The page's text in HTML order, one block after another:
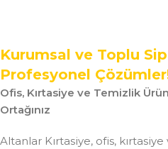
Kurumsal ve Toplu
Profesyonel
Ofis, Kırtasiye ve Temizlik
Ortağınız
Altanlar Kırtasiye, ofis,